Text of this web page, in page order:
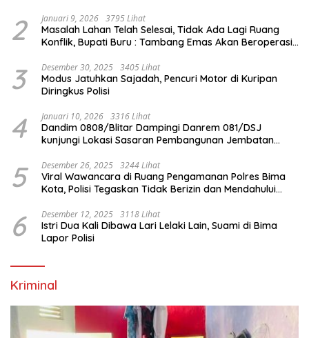
2 Januari 9, 2026 3795 Lihat
Masalah Lahan Telah Selesai, Tidak Ada Lagi Ruang
Konflik, Bupati Buru : Tambang Emas Akan Beroperasi
3 Desember 30, 2025 3405 Lihat
Modus Jatuhkan Sajadah, Pencuri Motor di Kuripan
Diringkus Polisi
4 Januari 10, 2026 3316 Lihat
Dandim 0808/Blitar Dampingi Danrem 081/DSJ
kunjungi Lokasi Sasaran Pembangunan Jembatan
5 Desember 26, 2025 3244 Lihat
Viral Wawancara di Ruang Pengamanan Polres Bima
Kota, Polisi Tegaskan Tidak Berizin dan Mendahului
6 Desember 12, 2025 3118 Lihat
Istri Dua Kali Dibawa Lari Lelaki Lain, Suami di Bima
Lapor Polisi
Kriminal